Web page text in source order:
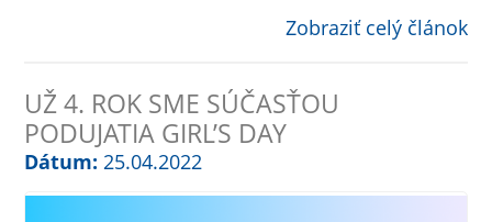
Zobraziť celý článok
UŽ 4. ROK SME SÚČASŤOU
PODUJATIA GIRL’S DAY
Dátum: 25.04.2022